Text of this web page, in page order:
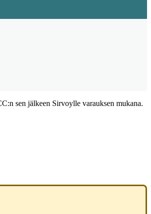
:n sen jälkeen Sirvoylle varauksen mukana.